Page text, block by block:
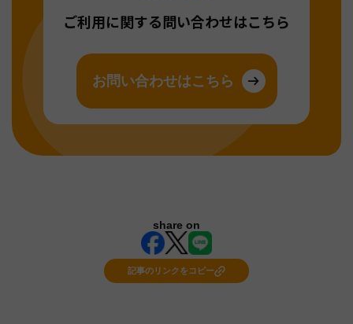
ご利用に関する問い合わせはこちら
お問い合わせはこちら
share on
記事のリンクをコピー